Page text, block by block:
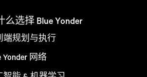
么选择 Blue Yonder
端规划与执行
Yonder 网络